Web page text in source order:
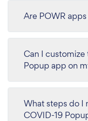
Are POWR
Can I
Popup app on
What steps do I
COVID-19